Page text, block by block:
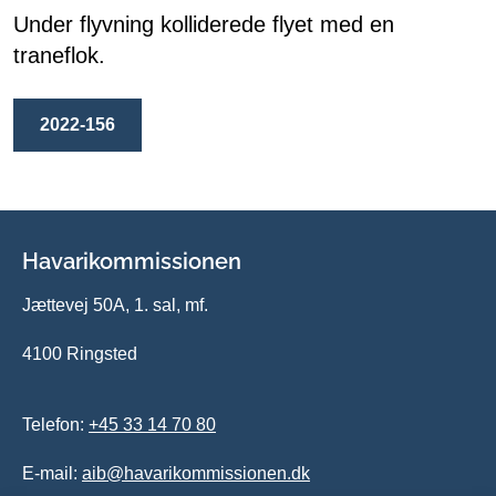
Under flyvning kolliderede flyet med en
traneflok.
2022-156
Havarikommissionen
Jættevej 50A, 1. sal, mf.
4100 Ringsted
Telefon: +45 33 14 70 80
E-mail: aib@havarikommissionen.dk